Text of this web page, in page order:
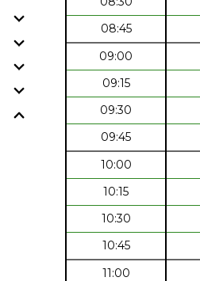
08:45
09:00
09:15
09:30
09:45
10:00
10:15
10:30
10:45
11:00